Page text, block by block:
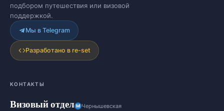
подбором путешествия или визовой
поддержкой.
Мы в Telegram
Разработано в re-set
КОНТАКТЫ
Визовый отдел Чернышевская